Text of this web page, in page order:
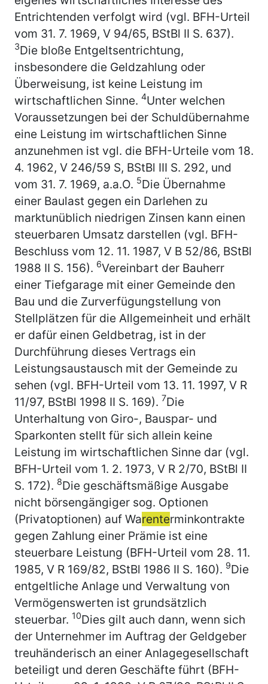
Entrichtenden verfolgt wird (vgl. BFH-Urteil
vom 31. 7. 1969, V 94/65, BStBl II S. 637).
3Die bloße Entgeltsentrichtung,
insbesondere die Geldzahlung oder
Überweisung, ist keine Leistung im
wirtschaftlichen Sinne. 4Unter welchen
Voraussetzungen bei der Schuldübernahme
eine Leistung im wirtschaftlichen Sinne
anzunehmen ist vgl. die BFH-Urteile vom 18.
4. 1962, V 246/59 S, BStBl III S. 292, und
vom 31. 7. 1969, a.a.O. 5Die Übernahme
einer Baulast gegen ein Darlehen zu
marktunüblich niedrigen Zinsen kann einen
steuerbaren Umsatz darstellen (vgl. BFH-
Beschluss vom 12. 11. 1987, V B 52/86, BStBl
1988 II S. 156). 6Vereinbart der Bauherr
einer Tiefgarage mit einer Gemeinde den
Bau und die Zurverfügungstellung von
Stellplätzen für die Allgemeinheit und erhält
er dafür einen Geldbetrag, ist in der
Durchführung dieses Vertrags ein
Leistungsaustausch mit der Gemeinde zu
sehen (vgl. BFH-Urteil vom 13. 11. 1997, V R
11/97, BStBl 1998 II S. 169). 7Die
Unterhaltung von Giro-, Bauspar- und
Sparkonten stellt für sich allein keine
Leistung im wirtschaftlichen Sinne dar (vgl.
BFH-Urteil vom 1. 2. 1973, V R 2/70, BStBl II
S. 172). 8Die geschäftsmäßige Ausgabe
nicht börsengängiger sog. Optionen
(Privatoptionen) auf Warenterminkontrakte
gegen Zahlung einer Prämie ist eine
steuerbare Leistung (BFH-Urteil vom 28. 11.
1985, V R 169/82, BStBl 1986 II S. 160). 9Die
entgeltliche Anlage und Verwaltung von
Vermögenswerten ist grundsätzlich
steuerbar. 10Dies gilt auch dann, wenn sich
der Unternehmer im Auftrag der Geldgeber
treuhänderisch an einer Anlagegesellschaft
beteiligt und deren Geschäfte führt (BFH-